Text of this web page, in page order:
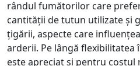
rândul fumătorilor care
cantității de tutun utilizate și
țigării, aspecte care
arderii. Pe lângă
este apreciat și pentru costul